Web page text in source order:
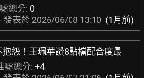
總分: 0
發表於 2026/06/08 13:10 (1月前)
抱怨！王珮華讚8點檔配合度最
噓總分: +4